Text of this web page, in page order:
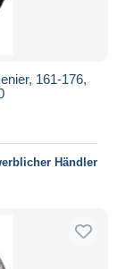
161-176,
Händler